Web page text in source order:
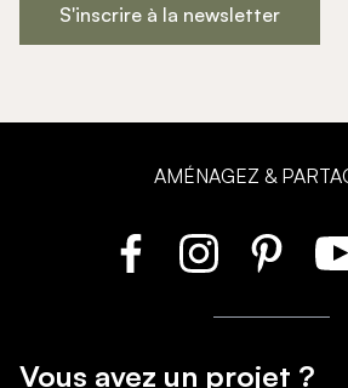
S'inscrire à la newsletter
AMÉNAGEZ &
Vous avez un projet ?